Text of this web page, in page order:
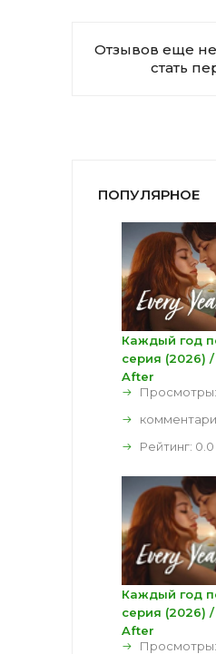
Отзывов еще
стать
ПОПУЛЯРНОЕ
Каждый год
серия (2026) /
After
Рейтинг: 0.0
Каждый год
серия (2026) /
After